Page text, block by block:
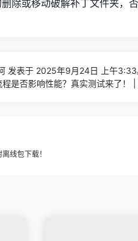
除或移动破解补丁文件夹，否
发表于 2025年9月24日 上午3:33
是否影响性能？真实测试来了！
线包下载！